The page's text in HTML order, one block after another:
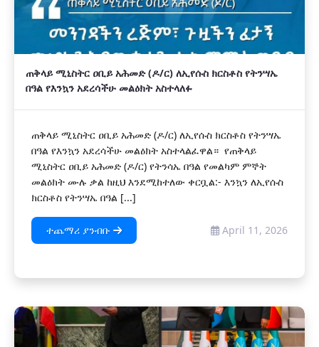
ጠቅላይ ሚኒስትር ዐቢይ አሕመድ (ዶ/ር) ለኢየሱስ ክርስቶስ የትንሣኤ
በዓል የእንኳን አደረሳችሁ መልዕክት አስተላለፉ
ጠቅላይ ሚኒስትር ዐቢይ አሕመድ (ዶ/ር) ለኢየሱስ ክርስቶስ የትንሣኤ
በዓል የእንኳን አደረሳችሁ መልዕክት አስተላልፈዋል። የጠቅላይ
ሚኒስትር ዐቢይ አሕመድ (ዶ/ር) የትንሳኤ በዓል የመልካም ምኞት
መልዕክት ሙሉ ቃል ከዚህ እንደሚከተለው ቀርቧል:- እንኳን ለኢየሱስ
ክርስቶስ የትንሣኤ በዓል [...]
ተጨማሪ ያንብቡ April 11, 2026